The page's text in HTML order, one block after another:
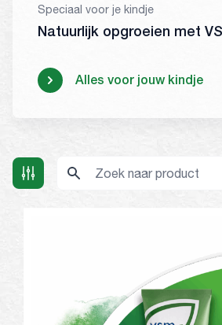
Speciaal voor je kindje
Natuurlijk opgroeien met
Alles voor jouw kindje